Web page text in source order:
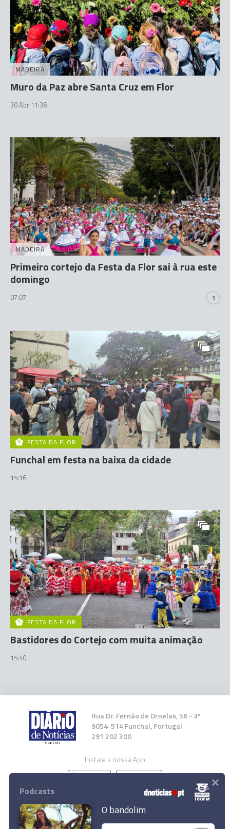
MADEIRA
Muro da Paz abre Santa Cruz em Flor
30 Abr 11:36
MADEIRA
Primeiro cortejo da Festa da Flor sai à rua este
domingo
07:07 1
FESTA DA FLOR
Funchal em festa na baixa da cidade
15:16
FESTA DA FLOR
Bastidores do Cortejo com muita animação
15:40
Rua Dr. Fernão de Ornelas, 56 - 3º
9054-514 Funchal, Portugal
291 202 300
Instale a nossa App
Podcasts
O bandolim
×